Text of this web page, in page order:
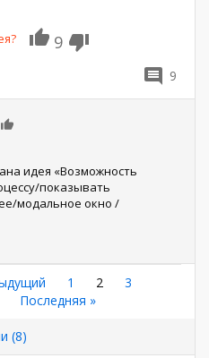
9
9
идея «Возможность
показывать
модальное окно /
Страница
1
Текущая
2 Страница
3
Последняя
Последняя »
(8)